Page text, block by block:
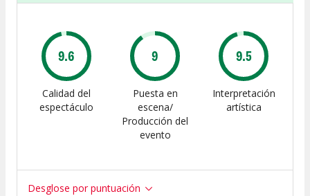
9.6
Calidad del
espectáculo
9
Puesta en
escena/
Producción del
evento
9.5
Interpretación
artística
Desglose por puntuación